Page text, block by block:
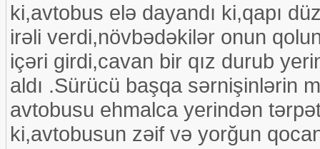
ki,avtobus elə dayandı ki,qapı
irəli verdi,növbədəkilər onun
içəri girdi,cavan bir qız durub
aldı .Sürücü başqa sərnişinlərin
avtobusu ehmalca yerindən
ki,avtobusun zəif və yorğun